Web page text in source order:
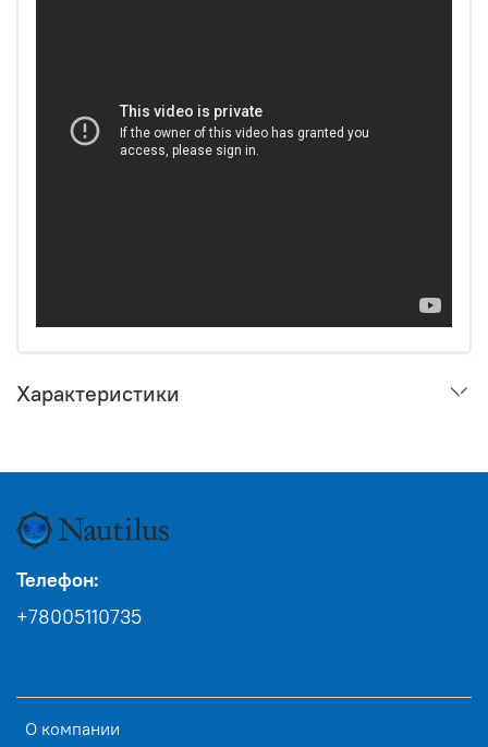
Характеристики
О компании
Телефон:
+78005110735